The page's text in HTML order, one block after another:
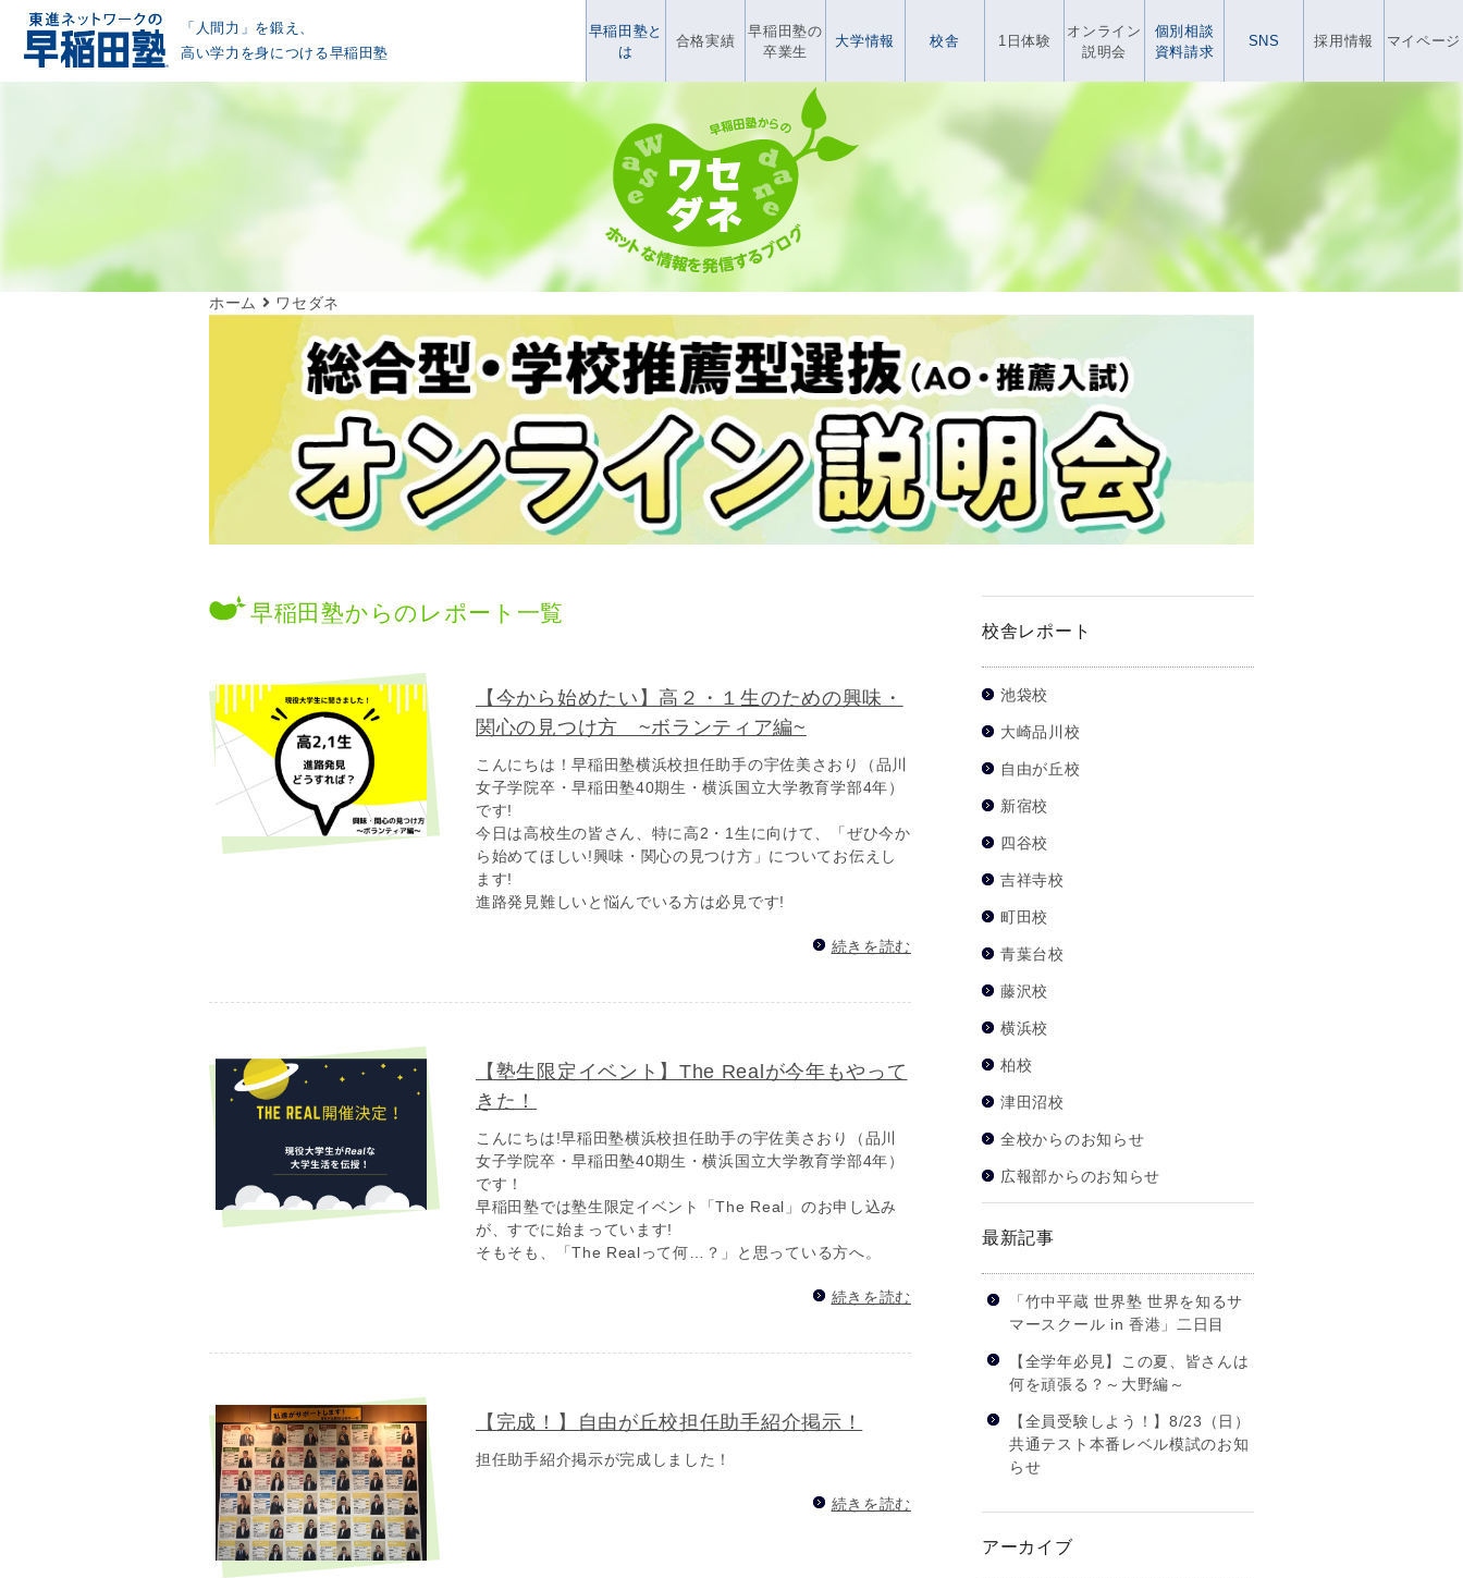
「人間力」を鍛え、
高い学力を身につける早稲田塾
早稲田塾と
は
合格実績
早稲田塾の
卒業生
大学情報 校舎 1日体験
オンライン
説明会
個別相談
資料請求
SNS 採用情報 マイページ
ホーム ワセダネ
早稲田塾からのレポート一覧
【今から始めたい】高２・１生のための興味・
関心の見つけ方 ~ボランティア編~
こんにちは！早稲田塾横浜校担任助手の宇佐美さおり（品川
女子学院卒・早稲田塾40期生・横浜国立大学教育学部4年）
です!
今日は高校生の皆さん、特に高2・1生に向けて、「ぜひ今か
ら始めてほしい!興味・関心の見つけ方」についてお伝えし
ます!
進路発見難しいと悩んでいる方は必見です!
続きを読む
【塾生限定イベント】The Realが今年もやって
きた！
こんにちは!早稲田塾横浜校担任助手の宇佐美さおり（品川
女子学院卒・早稲田塾40期生・横浜国立大学教育学部4年）
です！
早稲田塾では塾生限定イベント「The Real」のお申し込み
が、すでに始まっています!
そもそも、「The Realって何…？」と思っている方へ。
続きを読む
【完成！】自由が丘校担任助手紹介掲示！
担任助手紹介掲示が完成しました！
続きを読む
校舎レポート
池袋校
大崎品川校
自由が丘校
新宿校
四谷校
吉祥寺校
町田校
青葉台校
藤沢校
横浜校
柏校
津田沼校
全校からのお知らせ
広報部からのお知らせ
最新記事
「竹中平蔵 世界塾 世界を知るサ
マースクール in 香港」二日目
【全学年必見】この夏、皆さんは
何を頑張る？～大野編～
【全員受験しよう！】8/23（日）
共通テスト本番レベル模試のお知
らせ
アーカイブ